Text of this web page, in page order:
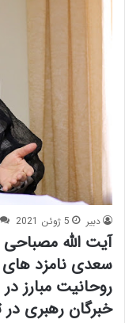
دبیر 5 ژوئن 2021
آیت الله مصباحی
سعدی نامزد های
روحانیت مبارز
خبرگان رهبری در